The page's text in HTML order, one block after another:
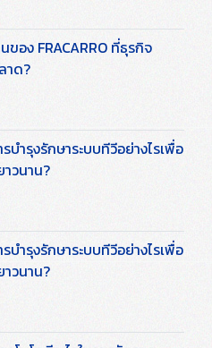
ของ FRACARRO ที่ธุรกิจ
าด?
รบำรุงรักษาระบบทีวีอย่างไรเพื่อ
าวนาน?
รบำรุงรักษาระบบทีวีอย่างไรเพื่อ
าวนาน?